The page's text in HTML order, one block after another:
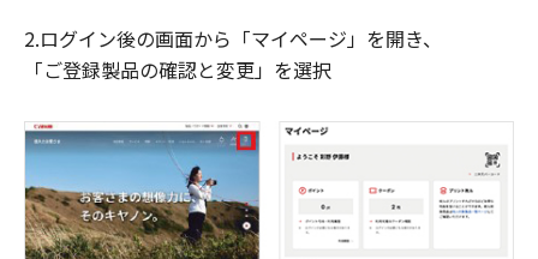
2.ログイン後の画面から「マイページ」を開き、
「ご登録製品の確認と変更」を選択